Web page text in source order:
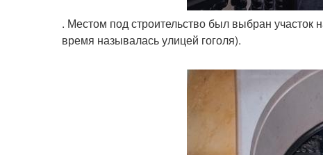
. Местом под строительство был выбран участок
время называлась улицей гоголя).